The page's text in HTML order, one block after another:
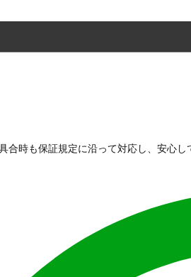
合時も保証規定に沿って対応し、安心